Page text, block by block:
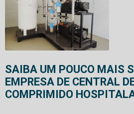
SAIBA UM POUCO MAIS
EMPRESA DE CENTRAL
COMPRIMIDO